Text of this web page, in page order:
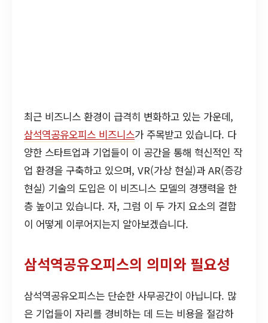
최근 비즈니스 환경이 급격히 변화하고 있는 가운데,
삼석역공유오피스 비즈니스가 주목받고 있습니다. 다
양한 스타트업과 기업들이 이 공간을 통해 혁신적인 작
업 환경을 구축하고 있으며, VR(가상 현실)과 AR(증강
현실) 기술의 도입은 이 비즈니스 모델의 경쟁력을 한
층 높이고 있습니다. 자, 그럼 이 두 가지 요소의 결합
이 어떻게 이루어지는지 알아보겠습니다.
삼석역공유오피스의 의미와 필요성
삼석역공유오피스는 단순한 사무공간이 아닙니다. 많
은 기업들이 자리를 경비하는 데 드는 비용을 절감하